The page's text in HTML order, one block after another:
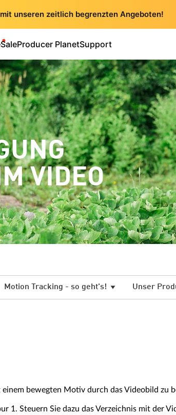
unseren zeitlich begrenzten Angeboten!
SaleProducer PlanetSupport
VIDEO
Motion Tracking - so geht's! Unser
bewegten Motiv durch das Videobild zu
1. Steuern Sie dazu das Verzeichnis mit der